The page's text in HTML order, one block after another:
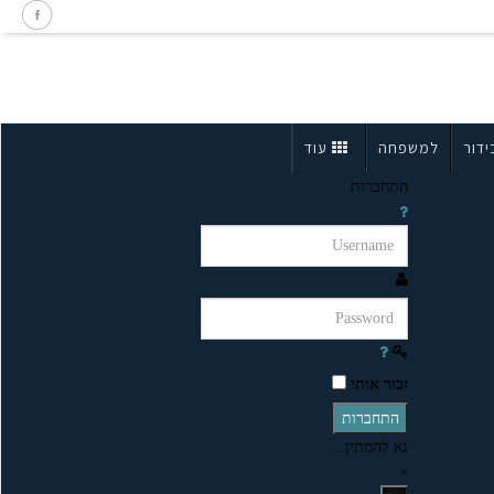
למשפחה עוד
התחברות
זכור אותי
התחברות
נא להמתין...
×